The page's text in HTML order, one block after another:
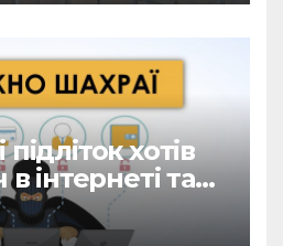
хотів
інтернеті та
тис. грн з